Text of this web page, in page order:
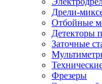
Дрели-
Отбойные
Детекторы
Заточные
Фрезеры